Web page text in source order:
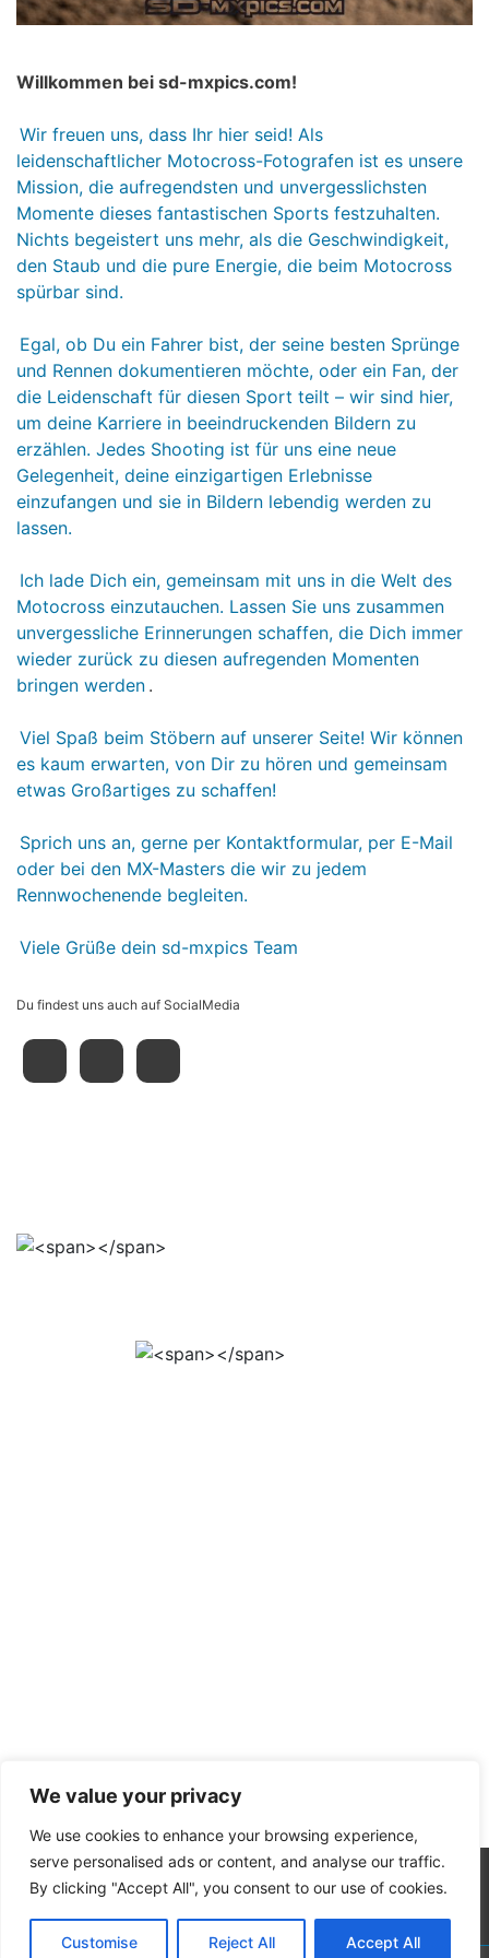
We value your privacy
We use cookies to enhance your browsing experience,
serve personalised ads or content, and analyse our traffic.
By clicking "Accept All", you consent to our use of cookies.
Customise Reject All Accept All
Willkommen bei sd-mxpics.com!
Wir freuen uns, dass Ihr hier seid! Als
leidenschaftlicher Motocross-Fotografen ist es unsere
Mission, die aufregendsten und unvergesslichsten
Momente dieses fantastischen Sports festzuhalten.
Nichts begeistert uns mehr, als die Geschwindigkeit,
den Staub und die pure Energie, die beim Motocross
spürbar sind.
Egal, ob Du ein Fahrer bist, der seine besten Sprünge
und Rennen dokumentieren möchte, oder ein Fan, der
die Leidenschaft für diesen Sport teilt – wir sind hier,
um deine Karriere in beeindruckenden Bildern zu
erzählen. Jedes Shooting ist für uns eine neue
Gelegenheit, deine einzigartigen Erlebnisse
einzufangen und sie in Bildern lebendig werden zu
lassen.
Ich lade Dich ein, gemeinsam mit uns in die Welt des
Motocross einzutauchen. Lassen Sie uns zusammen
unvergessliche Erinnerungen schaffen, die Dich immer
wieder zurück zu diesen aufregenden Momenten
bringen werden .
Viel Spaß beim Stöbern auf unserer Seite! Wir können
es kaum erwarten, von Dir zu hören und gemeinsam
etwas Großartiges zu schaffen!
Sprich uns an, gerne per Kontaktformular, per E-Mail
oder bei den MX-Masters die wir zu jedem
Rennwochenende begleiten.
Viele Grüße dein sd-mxpics Team
Du findest uns auch auf SocialMedia